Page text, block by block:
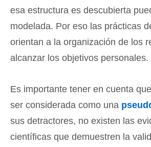
esa estructura es descubierta
modelada. Por eso las prácticas
orientan a la organización de los
alcanzar los objetivos personales.
Es importante tener en cuenta
ser considerada como una
sus detractores, no existen las
científicas que demuestren la